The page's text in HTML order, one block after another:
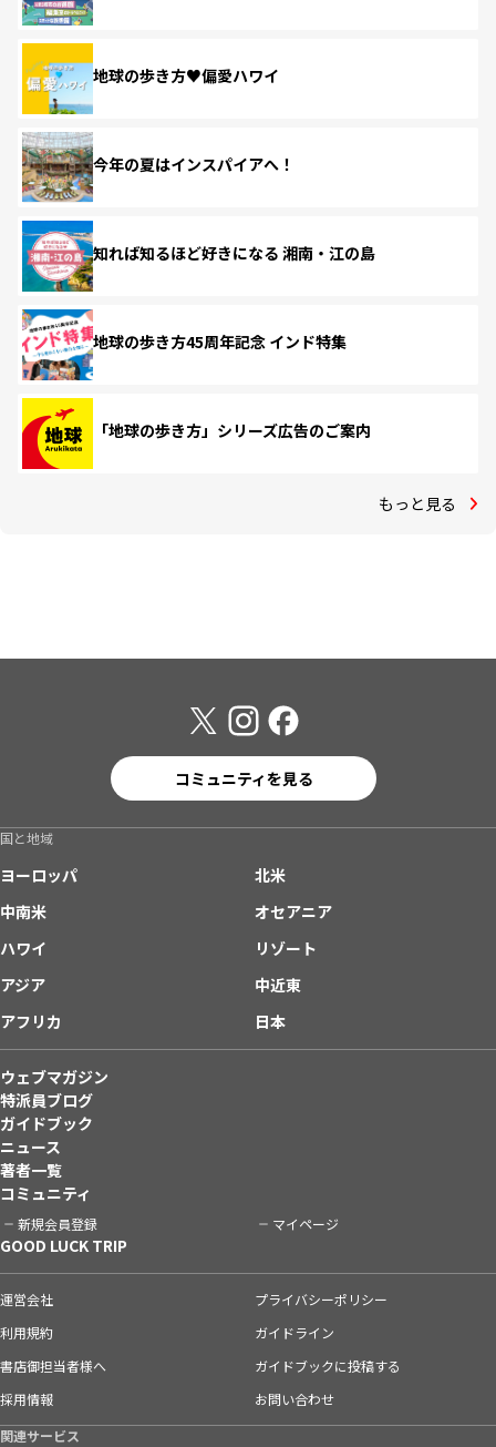
地球の歩き方♥偏愛ハワイ
今年の夏はインスパイアへ！
知れば知るほど好きになる 湘南・江の島
地球の歩き方45周年記念 インド特集
「地球の歩き方」シリーズ広告のご案内
もっと見る
コミュニティを見る
国と地域
ヨーロッパ
北米
中南米
オセアニア
ハワイ
リゾート
アジア
中近東
アフリカ
日本
ウェブマガジン
特派員ブログ
ガイドブック
ニュース
著者一覧
コミュニティ
新規会員登録 マイページ
GOOD LUCK TRIP
運営会社
プライバシーポリシー
利用規約
ガイドライン
書店御担当者様へ
ガイドブックに投稿する
採用情報
お問い合わせ
関連サービス